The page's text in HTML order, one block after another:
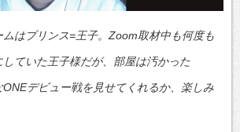
ムはプリンス=王子。Zoom取材中も何度も
ていた王子様だが、部屋は汚かった
ONEデビュー戦を見せてくれるか、楽しみ